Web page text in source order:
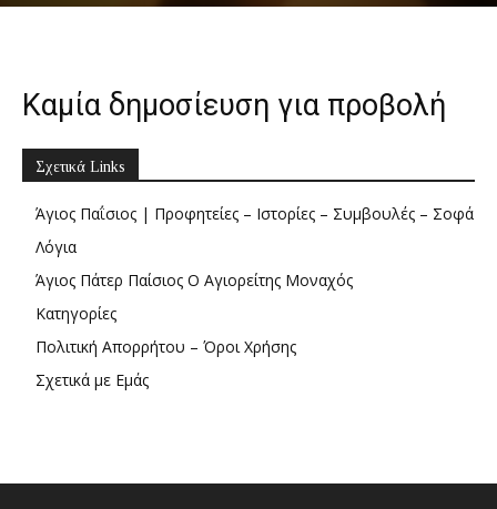
Καμία δημοσίευση για προβολή
Σχετικά Links
Άγιος Παΐσιος | Προφητείες – Ιστορίες – Συμβουλές – Σοφά
Λόγια
Άγιος Πάτερ Παίσιος Ο Αγιορείτης Μοναχός
Κατηγορίες
Πολιτική Απορρήτου – Όροι Χρήσης
Σχετικά με Εμάς